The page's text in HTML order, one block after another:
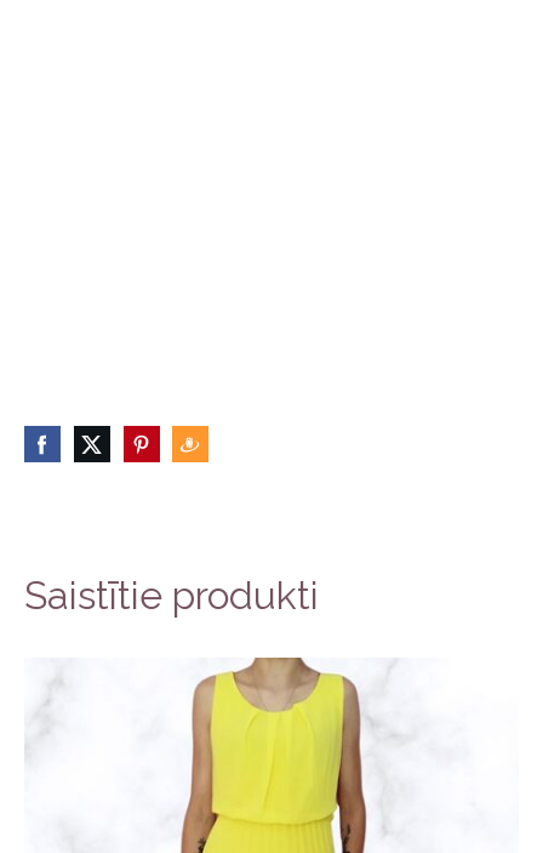
Saistītie produkti